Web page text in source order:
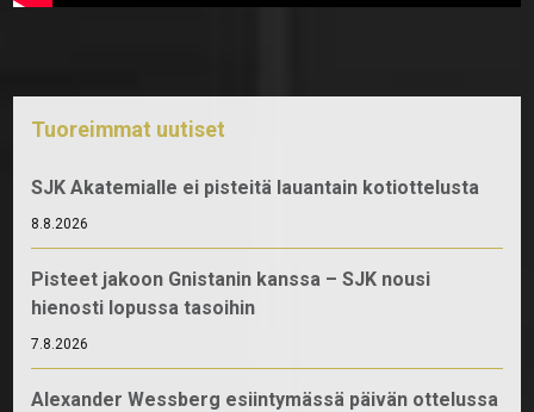
Tuoreimmat uutiset
SJK Akatemialle ei pisteitä lauantain kotiottelusta
8.8.2026
Pisteet jakoon Gnistanin kanssa – SJK nousi
hienosti lopussa tasoihin
7.8.2026
Alexander Wessberg esiintymässä päivän ottelussa